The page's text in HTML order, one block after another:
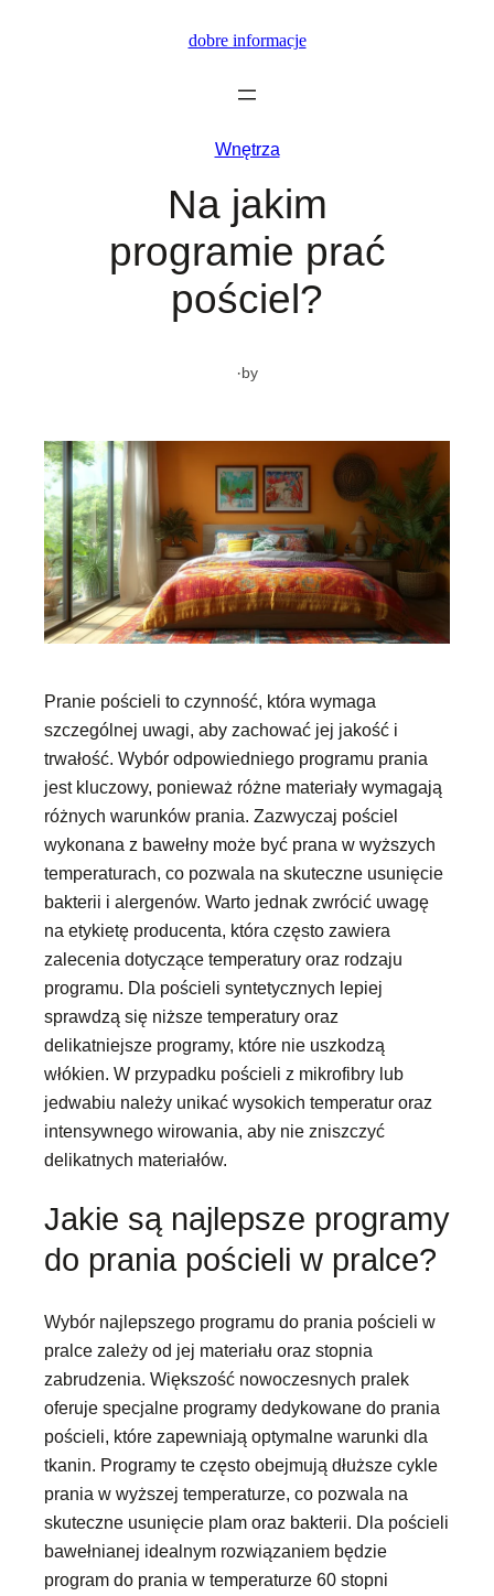
dobre informacje
Wnętrza
Na jakim
programie prać
pościel?
·by
Pranie pościeli to czynność, która wymaga
szczególnej uwagi, aby zachować jej jakość i
trwałość. Wybór odpowiedniego programu prania
jest kluczowy, ponieważ różne materiały wymagają
różnych warunków prania. Zazwyczaj pościel
wykonana z bawełny może być prana w wyższych
temperaturach, co pozwala na skuteczne usunięcie
bakterii i alergenów. Warto jednak zwrócić uwagę
na etykietę producenta, która często zawiera
zalecenia dotyczące temperatury oraz rodzaju
programu. Dla pościeli syntetycznych lepiej
sprawdzą się niższe temperatury oraz
delikatniejsze programy, które nie uszkodzą
włókien. W przypadku pościeli z mikrofibry lub
jedwabiu należy unikać wysokich temperatur oraz
intensywnego wirowania, aby nie zniszczyć
delikatnych materiałów.
Jakie są najlepsze programy
do prania pościeli w pralce?
Wybór najlepszego programu do prania pościeli w
pralce zależy od jej materiału oraz stopnia
zabrudzenia. Większość nowoczesnych pralek
oferuje specjalne programy dedykowane do prania
pościeli, które zapewniają optymalne warunki dla
tkanin. Programy te często obejmują dłuższe cykle
prania w wyższej temperaturze, co pozwala na
skuteczne usunięcie plam oraz bakterii. Dla pościeli
bawełnianej idealnym rozwiązaniem będzie
program do prania w temperaturze 60 stopni